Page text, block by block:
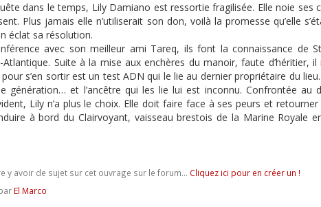
dans le temps, Lily Damiano est ressortie fragilisée. Elle noie ses
Plus jamais elle n’utiliserait son don, voilà la promesse qu’elle
éclat sa résolution.
avec son meilleur ami Tareq, ils font la connaissance de
Suite à la mise aux enchères du manoir, faute d’héritier,
s’en sortir est un test ADN qui le lie au dernier propriétaire du
génération… et l’ancêtre qui les lie lui est inconnu. Confrontée au
Lily n’a plus le choix. Elle doit faire face à ses peurs et
à bord du Clairvoyant, vaisseau brestois de la Marine Royale
y avoir de sujet sur cet ouvrage sur le forum... Cliquez ici pour en créer un !
El Marco